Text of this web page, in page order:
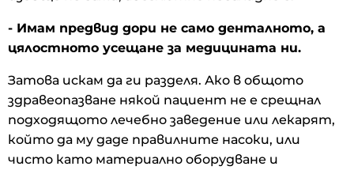
- Имам предвид дори не само денталното, а
цялостното усещане за медицината ни.
Затова искам да ги разделя. Ако в общото
здравеопазване някой пациент не е срещнал
подходящото лечебно заведение или лекарят,
който да му даде правилните насоки, или
чисто като материално оборудване и